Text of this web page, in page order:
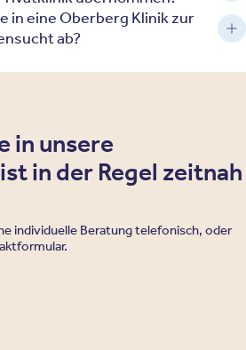
in eine Oberberg Klinik zur
ab?
in unsere
in der Regel zeitnah
individuelle Beratung telefonisch, oder